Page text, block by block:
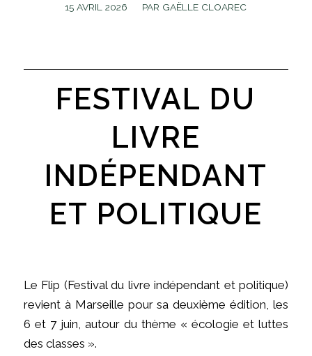
15 AVRIL 2026
/ PAR GAËLLE CLOAREC
FESTIVAL DU
LIVRE
INDÉPENDANT
ET POLITIQUE
Le Flip (Festival du livre indépendant et politique)
revient à Marseille pour sa deuxième édition, les
6 et 7 juin, autour du thème « écologie et luttes
des classes ».